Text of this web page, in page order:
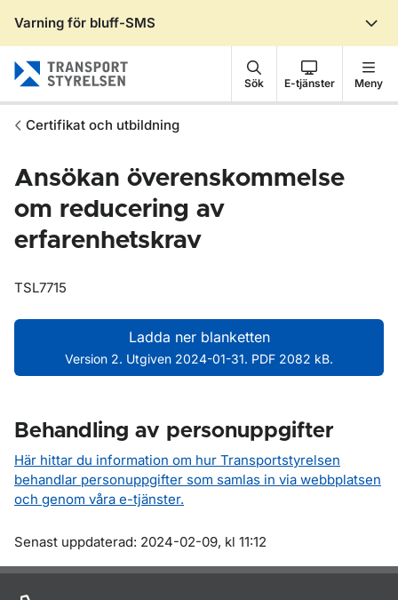
Varning för bluff-SMS
Sök E-tjänster Meny
Certifikat och utbildning
Ansökan överenskommelse
om reducering av
erfarenhetskrav
TSL7715
Ladda ner blanketten
Version 2. Utgiven 2024-01-31. PDF 2082 kB.
Behandling av personuppgifter
Här hittar du information om hur Transportstyrelsen
behandlar personuppgifter som samlas in via webbplatsen
och genom våra e-tjänster.
Om sidan
Senast uppdaterad: 2024-02-09, kl 11:12